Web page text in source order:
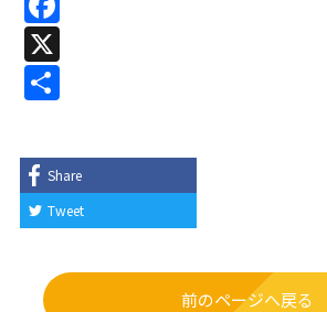
a
c
e
b
o
o
X
共
Share
Tweet
前のページへ戻る